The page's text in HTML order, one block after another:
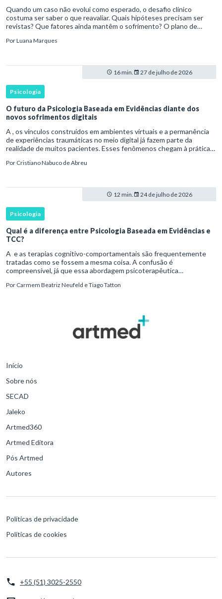
Quando um caso não evolui como esperado, o desafio clínico
costuma ser saber o que reavaliar. Quais hipóteses precisam ser
revistas? Que fatores ainda mantêm o sofrimento? O plano de
necessidades d
PorLuana Marques
16 min. 27 de julho de 2026
Psicologia
O futuro da Psicologia Baseada em Evidências diante dos
novos sofrimentos digitais
A , os vínculos construídos em ambientes virtuais e a permanência
de experiências traumáticas no meio digital já fazem parte da
realidade de muitos pacientes. Esses fenômenos chegam à prática
Por Cristiano Nabuco de Abreu
12 min. 24 de julho de 2026
Psicologia
Qual é a diferença entre Psicologia Baseada em Evidências e
TCC?
A e as terapias cognitivo-comportamentais são frequentemente
tratadas como se fossem a mesma coisa. A confusão é
compreensível, já que essa abordagem psicoterapêutica
experimentais, protocolos
Por Carmem Beatriz Neufeld e Tiago Tatton
Início
Sobre nós
SECAD
Jaleko
Artmed360
Artmed Editora
Pós Artmed
Autores
Políticas de privacidade
Políticas de cookies
+55 (51) 3025-2550